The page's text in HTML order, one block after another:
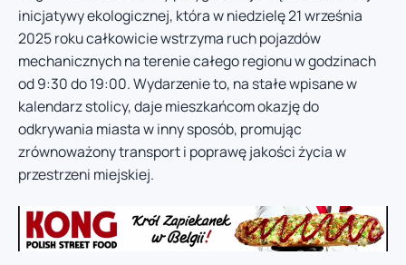
inicjatywy ekologicznej, która w niedzielę 21 września
2025 roku całkowicie wstrzyma ruch pojazdów
mechanicznych na terenie całego regionu w godzinach
od 9:30 do 19:00. Wydarzenie to, na stałe wpisane w
kalendarz stolicy, daje mieszkańcom okazję do
odkrywania miasta w inny sposób, promując
zrównoważony transport i poprawę jakości życia w
przestrzeni miejskiej.